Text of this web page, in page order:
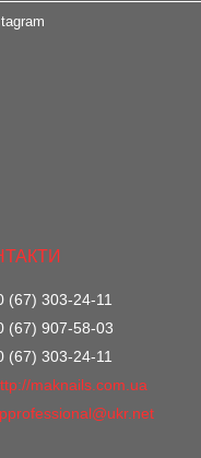
(67) 303-24-11
(67) 907-58-03
(67) 303-24-11
maknails.com.ua